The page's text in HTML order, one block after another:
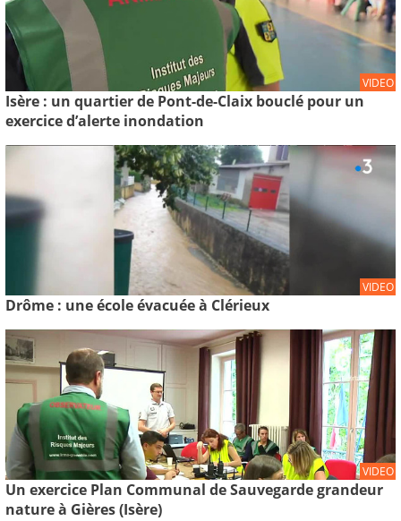
VIDEO
Isère : un quartier de Pont-de-Claix bouclé pour un
exercice d’alerte inondation
VIDEO
Drôme : une école évacuée à Clérieux
VIDEO
Un exercice Plan Communal de Sauvegarde grandeur
nature à Gières (Isère)